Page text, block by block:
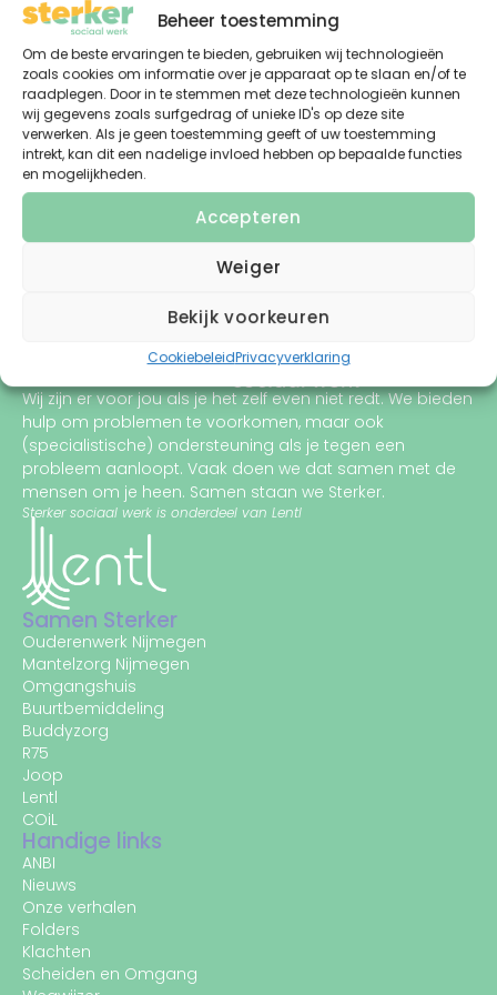
Beheer toestemming
Om de beste ervaringen te bieden, gebruiken wij technologieën
zoals cookies om informatie over je apparaat op te slaan en/of te
raadplegen. Door in te stemmen met deze technologieën kunnen
wij gegevens zoals surfgedrag of unieke ID's op deze site
verwerken. Als je geen toestemming geeft of uw toestemming
intrekt, kan dit een nadelige invloed hebben op bepaalde functies
en mogelijkheden.
Accepteren
Weiger
Bekijk voorkeuren
CookiebeleidPrivacyverklaring
Wil jij jouw communicatietalent ontdekken en
ontwikkelen? Solliciteer dan naar een
stageplaats in ons communicatieteam.
Lees verder
Wij zijn er voor jou als je het zelf even niet redt.We bieden
hulp om problemen te voorkomen, maar ook
(specialistische) ondersteuning als je tegen een
probleem aanloopt. Vaak doen we dat samen met de
mensen om je heen. Samen staan we Sterker.
Sterker sociaal werk is onderdeel van Lentl
Samen Sterker
Ouderenwerk Nijmegen
Mantelzorg Nijmegen
Omgangshuis
Buurtbemiddeling
Buddyzorg
R75
Joop
Lentl
COiL
Handige links
ANBI
Nieuws
Onze verhalen
Folders
Klachten
Scheiden en Omgang